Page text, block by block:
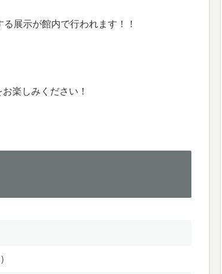
展示が館内で行われます！！
お楽しみください！